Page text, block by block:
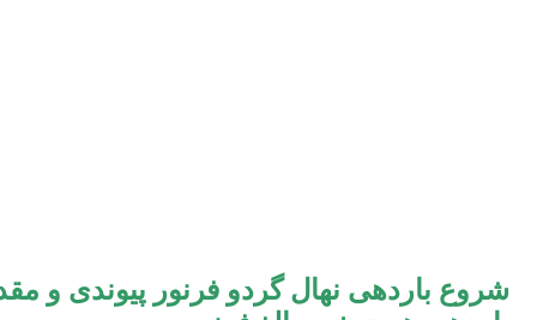
شروع باردهی نهال گردو فرنور پیوندی و